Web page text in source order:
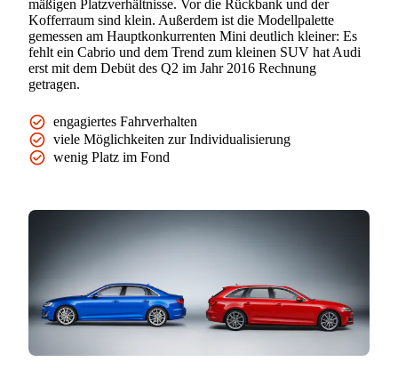
mäßigen Platzverhältnisse. Vor die Rückbank und der
Kofferraum sind klein. Außerdem ist die Modellpalette
gemessen am Hauptkonkurrenten Mini deutlich kleiner: Es
fehlt ein Cabrio und dem Trend zum kleinen SUV hat Audi
erst mit dem Debüt des Q2 im Jahr 2016 Rechnung
getragen.
engagiertes Fahrverhalten
viele Möglichkeiten zur Individualisierung
wenig Platz im Fond